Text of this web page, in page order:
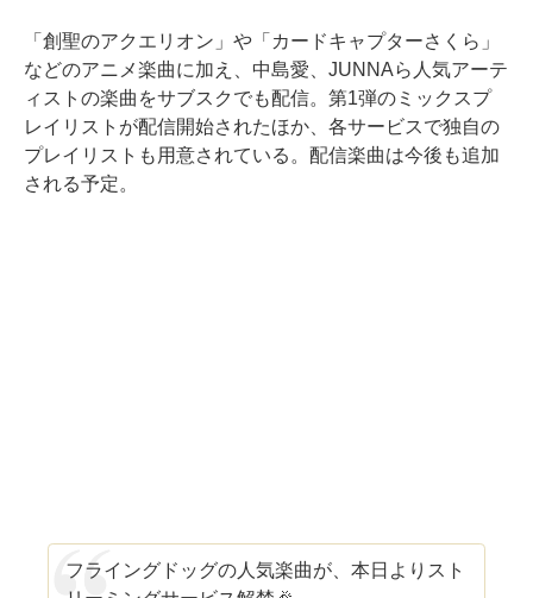
「創聖のアクエリオン」や「カードキャプターさくら」
などのアニメ楽曲に加え、中島愛、JUNNAら人気アーテ
ィストの楽曲をサブスクでも配信。第1弾のミックスプ
レイリストが配信開始されたほか、各サービスで独自の
プレイリストも用意されている。配信楽曲は今後も追加
される予定。
フライングドッグの人気楽曲が、本日よりスト